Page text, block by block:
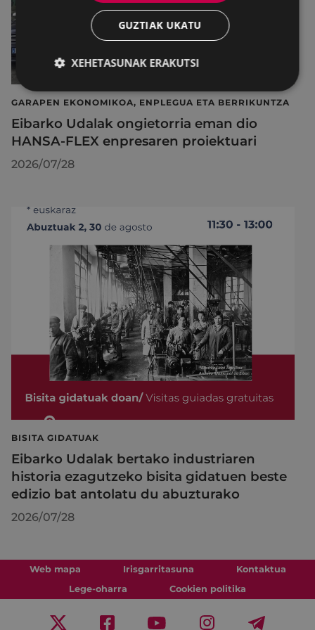
GARAPEN EKONOMIKOA, ENPLEGUA ETA BERRIKUNTZA
Eibarko Udalak ongietorria eman dio
HANSA-FLEX enpresaren proiektuari
2026/07/28
BISITA GIDATUAK
Eibarko Udalak bertako industriaren
historia ezagutzeko bisita gidatuen beste
edizio bat antolatu du abuzturako
2026/07/28
Web mapa Irisgarritasuna
Kontaktua
Lege-oharra
Cookien politika
GUZTIAK UKATU
XEHETASUNAK ERAKUTSI